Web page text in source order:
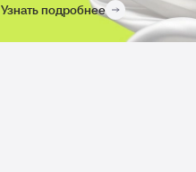
Узнать подробнее